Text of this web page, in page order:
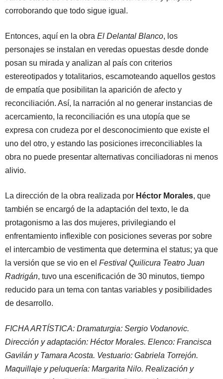
corroborando que todo sigue igual.
Entonces, aquí en la obra El Delantal Blanco, los
personajes se instalan en veredas opuestas desde donde
posan su mirada y analizan al país con criterios
estereotipados y totalitarios, escamoteando aquellos gestos
de empatía que posibilitan la aparición de afecto y
reconciliación. Así, la narración al no generar instancias de
acercamiento, la reconciliación es una utopía que se
expresa con crudeza por el desconocimiento que existe el
uno del otro, y estando las posiciones irreconciliables la
obra no puede presentar alternativas conciliadoras ni menos
alivio.
La dirección de la obra realizada por Héctor Morales, que
también se encargó de la adaptación del texto, le da
protagonismo a las dos mujeres, privilegiando el
enfrentamiento inflexible con posiciones severas por sobre
el intercambio de vestimenta que determina el status; ya que
la versión que se vio en el Festival Quilicura Teatro Juan
Radrigán, tuvo una escenificación de 30 minutos, tiempo
reducido para un tema con tantas variables y posibilidades
de desarrollo.
FICHA ARTÍSTICA: Dramaturgia: Sergio Vodanovic.
Dirección y adaptación: Héctor Morales. Elenco: Francisca
Gavilán y Tamara Acosta. Vestuario: Gabriela Torrejón.
Maquillaje y peluquería: Margarita Nilo. Realización y